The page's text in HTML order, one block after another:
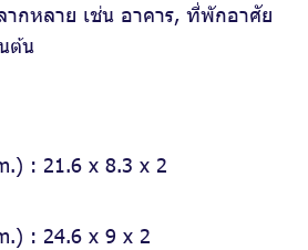
ากหลาย เช่น อาคาร, ที่พักอาศัย
ต้น
: 21.6 x 8.3 x 2
: 24.6 x 9 x 2